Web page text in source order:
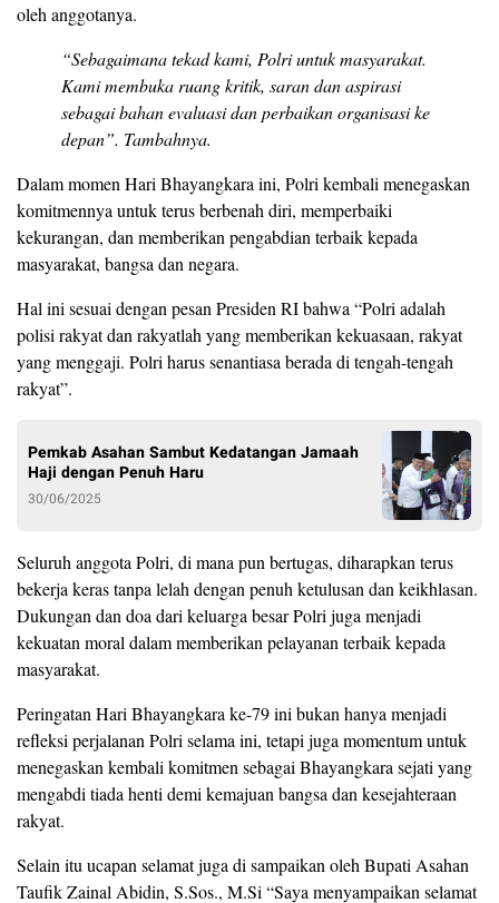
oleh anggotanya.
“Sebagaimana tekad kami, Polri untuk masyarakat.
Kami membuka ruang kritik, saran dan aspirasi
sebagai bahan evaluasi dan perbaikan organisasi ke
depan”. Tambahnya.
Dalam momen Hari Bhayangkara ini, Polri kembali menegaskan
komitmennya untuk terus berbenah diri, memperbaiki
kekurangan, dan memberikan pengabdian terbaik kepada
masyarakat, bangsa dan negara.
Hal ini sesuai dengan pesan Presiden RI bahwa “Polri adalah
polisi rakyat dan rakyatlah yang memberikan kekuasaan, rakyat
yang menggaji. Polri harus senantiasa berada di tengah-tengah
rakyat”.
Pemkab Asahan Sambut Kedatangan Jamaah
Haji dengan Penuh Haru
30/06/2025
Seluruh anggota Polri, di mana pun bertugas, diharapkan terus
bekerja keras tanpa lelah dengan penuh ketulusan dan keikhlasan.
Dukungan dan doa dari keluarga besar Polri juga menjadi
kekuatan moral dalam memberikan pelayanan terbaik kepada
masyarakat.
Peringatan Hari Bhayangkara ke-79 ini bukan hanya menjadi
refleksi perjalanan Polri selama ini, tetapi juga momentum untuk
menegaskan kembali komitmen sebagai Bhayangkara sejati yang
mengabdi tiada henti demi kemajuan bangsa dan kesejahteraan
rakyat.
Selain itu ucapan selamat juga di sampaikan oleh Bupati Asahan
Taufik Zainal Abidin, S.Sos., M.Si “Saya menyampaikan selamat